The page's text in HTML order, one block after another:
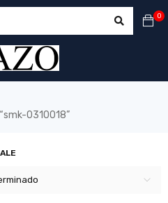
0
0310018”